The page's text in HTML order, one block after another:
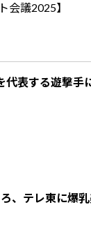
会議2025】
表する遊撃手
ろ、テレ東に